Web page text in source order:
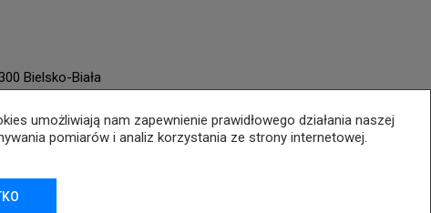
umożliwiają nam zapewnienie prawidłowego działania naszej
pomiarów i analiz korzystania ze strony internetowej.
Bielsko-Biała